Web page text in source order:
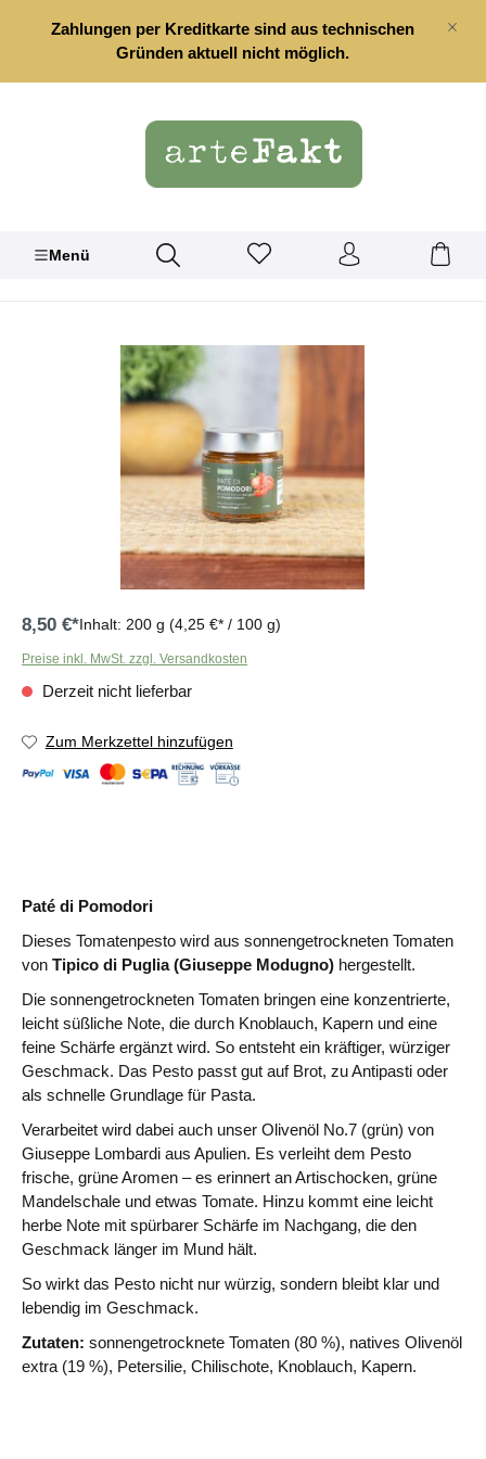
springen
Zahlungen per Kreditkarte sind aus technischen
Gründen aktuell nicht möglich.
Menü
Bildergalerie überspringen
8,50 €*Inhalt: 200 g (4,25 €* / 100 g)
Preise inkl. MwSt. zzgl. Versandkosten
Derzeit nicht lieferbar
Zum Merkzettel hinzufügen
Paté di Pomodori
Dieses Tomatenpesto wird aus sonnengetrockneten Tomaten
von Tipico di Puglia (Giuseppe Modugno) hergestellt.
Die sonnengetrockneten Tomaten bringen eine konzentrierte,
leicht süßliche Note, die durch Knoblauch, Kapern und eine
feine Schärfe ergänzt wird. So entsteht ein kräftiger, würziger
Geschmack. Das Pesto passt gut auf Brot, zu Antipasti oder
als schnelle Grundlage für Pasta.
Verarbeitet wird dabei auch unser Olivenöl No.7 (grün) von
Giuseppe Lombardi aus Apulien. Es verleiht dem Pesto
frische, grüne Aromen – es erinnert an Artischocken, grüne
Mandelschale und etwas Tomate. Hinzu kommt eine leicht
herbe Note mit spürbarer Schärfe im Nachgang, die den
Geschmack länger im Mund hält.
So wirkt das Pesto nicht nur würzig, sondern bleibt klar und
lebendig im Geschmack.
Zutaten: sonnengetrocknete Tomaten (80 %), natives Olivenöl
extra (19 %), Petersilie, Chilischote, Knoblauch, Kapern.